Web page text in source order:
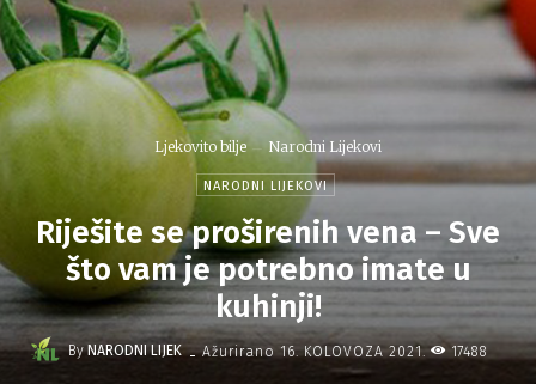
Ljekovito bilje Narodni Lijekovi
NARODNI LIJEKOVI
Riješite se proširenih vena – Sve
što vam je potrebno imate u
kuhinji!
By NARODNI LIJEK - Ažurirano 16. KOLOVOZA 2021. 17488